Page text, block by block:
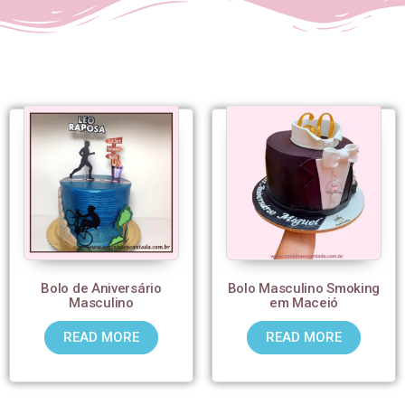
Bolo de Aniversário
Masculino
READ MORE
Bolo Masculino Smoking
em Maceió
READ MORE